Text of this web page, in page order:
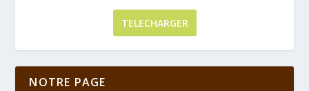
TELECHARGER
NOTRE PAGE